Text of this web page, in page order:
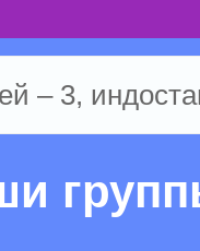
– 3,